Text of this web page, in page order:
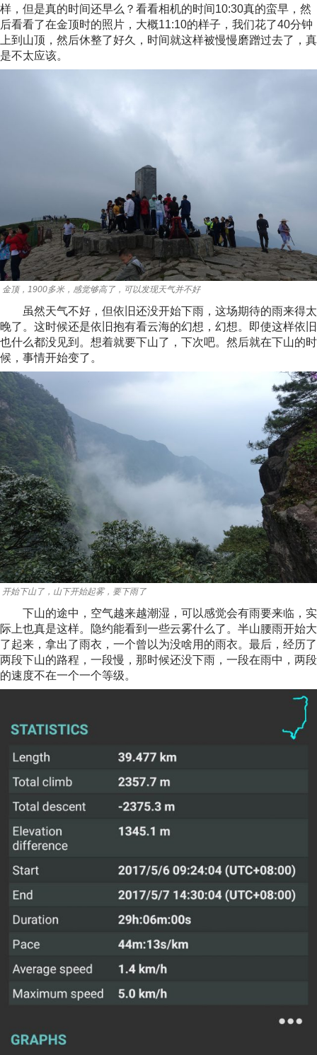
样，但是真的时间还早么？看看相机的时间10:30真的蛮早，然
后看看了在金顶时的照片，大概11:10的样子，我们花了40分钟
上到山顶，然后休整了好久，时间就这样被慢慢磨蹭过去了，真
是不太应该。
金顶，1900多米，感觉够高了，可以发现天气并不好
虽然天气不好，但依旧还没开始下雨，这场期待的雨来得太
晚了。这时候还是依旧抱有看云海的幻想，幻想。即使这样依旧
也什么都没见到。想着就要下山了，下次吧。然后就在下山的时
候，事情开始变了。
开始下山了，山下开始起雾，要下雨了
下山的途中，空气越来越潮湿，可以感觉会有雨要来临，实
际上也真是这样。隐约能看到一些云雾什么了。半山腰雨开始大
了起来，拿出了雨衣，一个曾以为没啥用的雨衣。最后，经历了
两段下山的路程，一段慢，那时候还没下雨，一段在雨中，两段
的速度不在一个一个等级。